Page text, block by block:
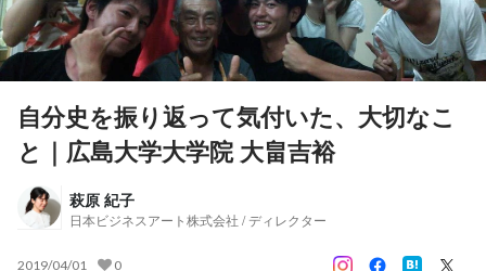
自分史を振り返って気付いた、大切なこ
と｜広島大学大学院 大畠吉裕
萩原 紀子
日本ビジネスアート株式会社 / ディレクター
2019/04/01 0